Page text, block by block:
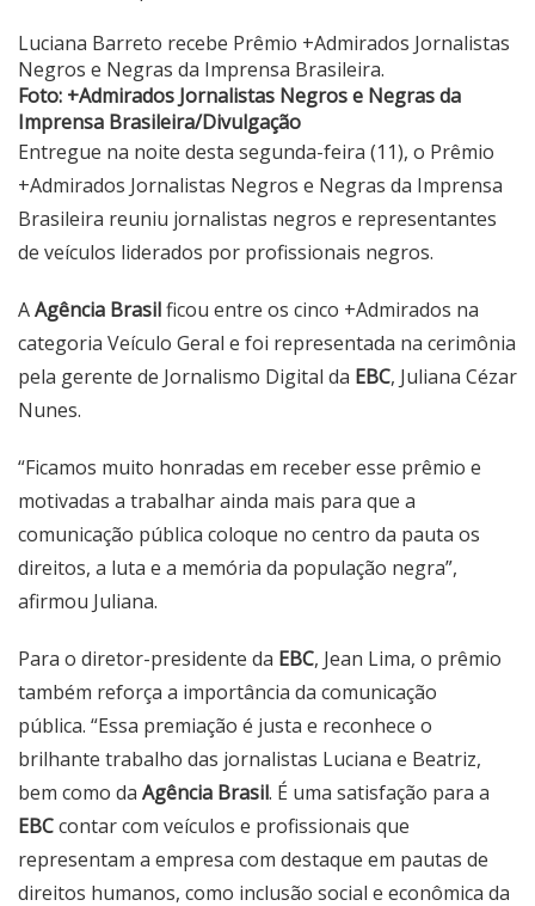
Luciana Barreto recebe Prêmio +Admirados Jornalistas
Negros e Negras da Imprensa Brasileira.
Foto: +Admirados Jornalistas Negros e Negras da
Imprensa Brasileira/Divulgação
Entregue na noite desta segunda-feira (11), o Prêmio
+Admirados Jornalistas Negros e Negras da Imprensa
Brasileira reuniu jornalistas negros e representantes
de veículos liderados por profissionais negros.
AAgência Brasilficou entre os cinco +Admirados na
categoria Veículo Geral e foi representada na cerimônia
pela gerente de Jornalismo Digital da EBC, Juliana Cézar
Nunes.
“Ficamos muito honradas em receber esse prêmio e
motivadas a trabalhar ainda mais para que a
comunicação pública coloque no centro da pauta os
direitos, a luta e a memória da população negra”,
afirmou Juliana.
Para o diretor-presidente da EBC, Jean Lima, o prêmio
também reforça a importância da comunicação
pública. “Essa premiação é justa e reconhece o
brilhante trabalho das jornalistas Luciana e Beatriz,
bem como da Agência Brasil. É uma satisfação para a
EBCcontar com veículos e profissionais que
representam a empresa com destaque em pautas de
direitos humanos, como inclusão social e econômica da